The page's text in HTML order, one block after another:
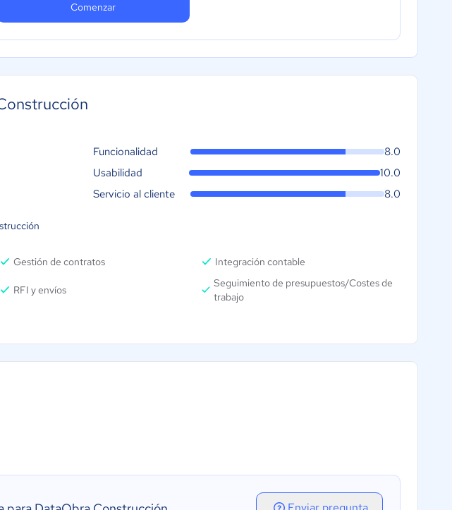
Comenzar
Funcionalidad
8.0
Usabilidad
10.0
Servicio al cliente
8.0
Gestión de contratos Integración contable
RFI y envíos
Seguimiento de presupuestos/Costes de
trabajo